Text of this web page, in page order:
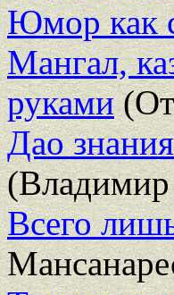
Юмор как
Мангал,
руками
Дао
Всего